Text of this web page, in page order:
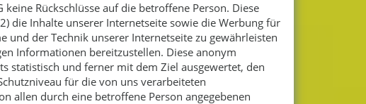
Rückschlüsse auf die betroffene Person. Diese
die Inhalte unserer Internetseite sowie die Werbung für
und der Technik unserer Internetseite zu gewährleisten
Informationen bereitzustellen. Diese anonym
statistisch und ferner mit dem Ziel ausgewertet, den
für die von uns verarbeiteten
allen durch eine betroffene Person angegebenen